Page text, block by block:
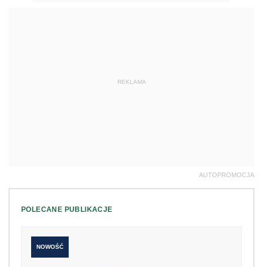
REKLAMA
AUTOPROMOCJA
POLECANE PUBLIKACJE
NOWOŚĆ